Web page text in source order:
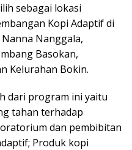
sebagai lokasi
Kopi Adaptif di
Nanggala,
Basokan,
Kelurahan Bokin.
dari program ini yaitu
tahan terhadap
dan pembibitan
Produk kopi